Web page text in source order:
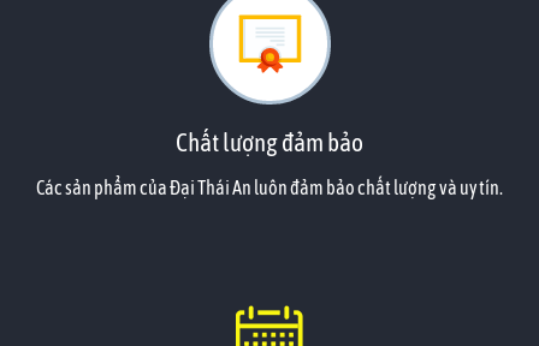
Chất lượng đảm bảo
Các sản phẩm của Đại Thái An luôn đảm bảo chất lượng và uy tín.